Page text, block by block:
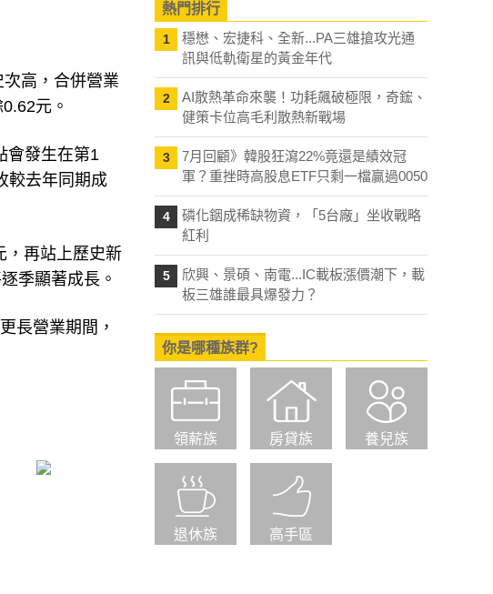
高，合併營業
元。
會發生在第1
較去年同期成
，再站上歷史新
季顯著成長。
長營業期間，
熱門排行
1
穩懋、宏捷科、全新...PA三雄搶攻光通
訊與低軌衛星的黃金年代
2
AI散熱革命來襲！功耗飆破極限，奇鋐、
健策卡位高毛利散熱新戰場
3
7月回顧》韓股狂瀉22%竟還是績效冠
軍？重挫時高股息ETF只剩一檔贏過0050
4
磷化銦成稀缺物資，「5台廠」坐收戰略
紅利
5
欣興、景碩、南電...IC載板漲價潮下，載
板三雄誰最具爆發力？
你是哪種族群?
領薪族 房貸族 養兒族
退休族 高手區